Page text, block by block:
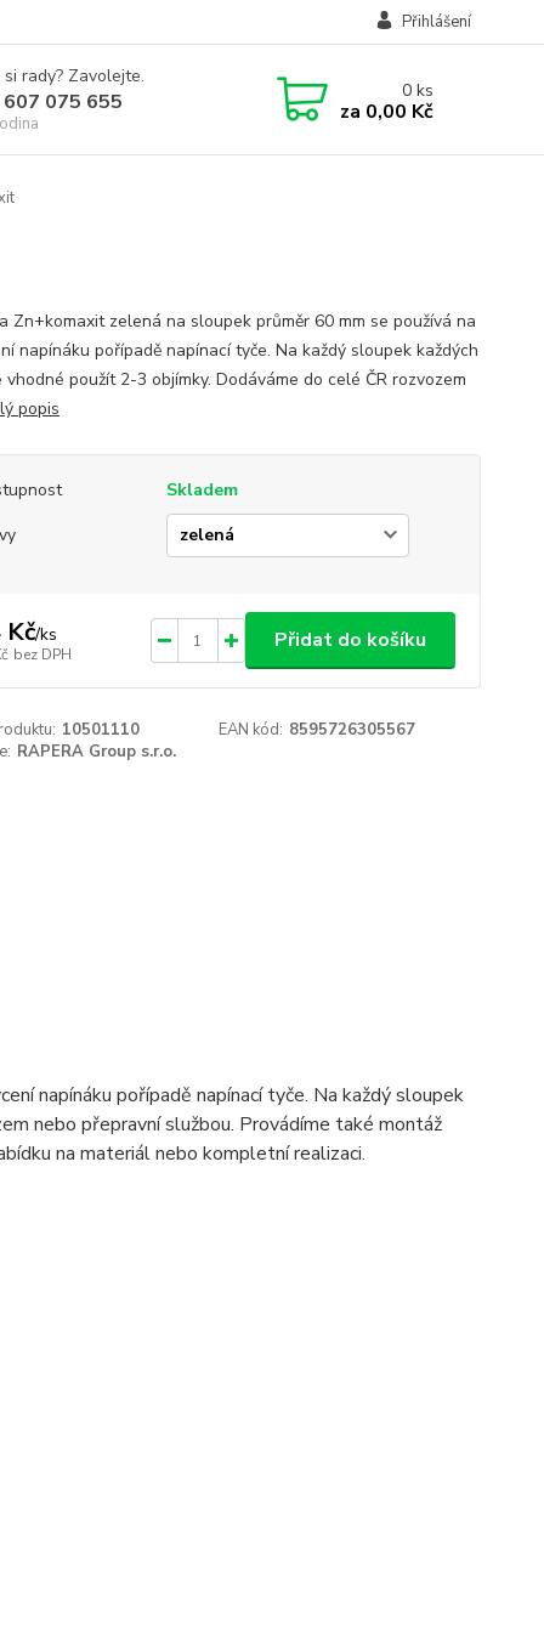
Přihlášení
rady? Zavolejte.
075 655 0ks
za 0,00 Kč
Zn+komaxit zelená na sloupek průměr 60 mm se používá na
napínáku pořípadě napínací tyče. Na každý sloupek každých
vhodné použít 2-3 objímky. Dodáváme do celé ČR rozvozem
popis
Skladem
Kč/ks
bez DPH
Přidat do košíku
10501110 EAN kód: 8595726305567
RAPERA Group s.r.o.
napínáku pořípadě napínací tyče. Na každý sloupek
nebo přepravní službou. Provádíme také montáž
na materiál nebo kompletní realizaci.